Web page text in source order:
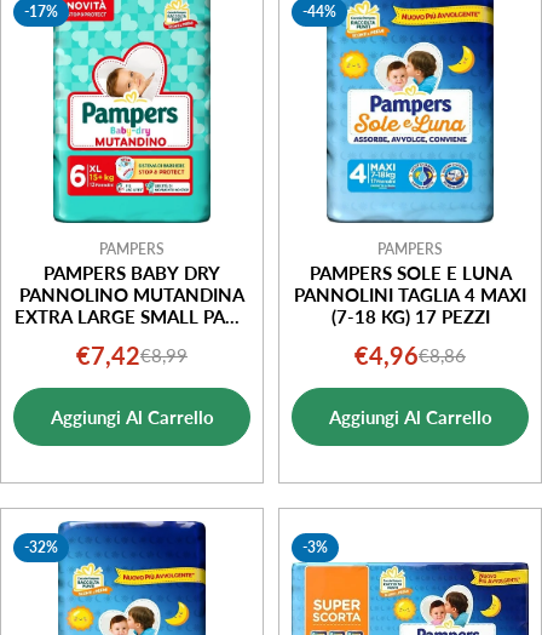
-17%
PAMPERS
PAMPERS BABY DRY
PANNOLINO MUTANDINA
EXTRA LARGE SMALL PACK
Prezzo
di
vendita
€7,42Prezzo
normale
€8,99
Aggiungi Al Carrello
-44%
PAMPERS
PAMPERS SOLE E LUNA
PANNOLINI TAGLIA 4 MAXI
(7-18 KG) 17 PEZZI
Prezzo
di
vendita
€4,96Prezzo
normale
€8,86
Aggiungi Al Carrello
-32% -3%